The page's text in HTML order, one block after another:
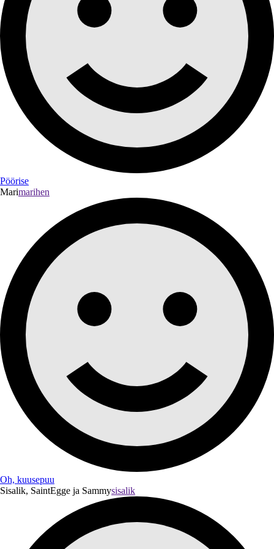
Pöörise
Marimarihen
Oh, kuusepuu
Sisalik, SaintEgge ja Sammysisalik